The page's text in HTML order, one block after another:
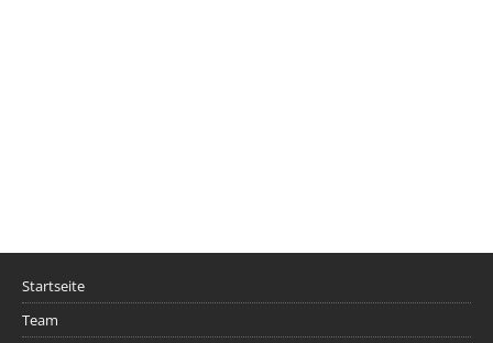
Startseite
Team